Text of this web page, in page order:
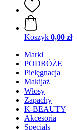
Koszyk 0,00 zł
Marki
PODRÓŻE
Pielęgnacja
Makijaż
Włosy
Zapachy
K-BEAUTY
Akcesoria
Specials